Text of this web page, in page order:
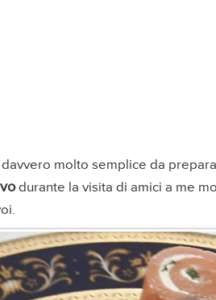
molto semplice da
durante la visita di amici a me